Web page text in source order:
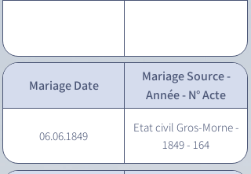
Mariage Date
Mariage Source -
Année - N° Acte
06.06.1849
Etat civil Gros-Morne -
1849 - 164